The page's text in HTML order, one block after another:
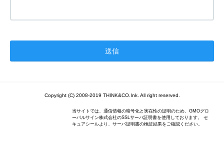
Copyright (C) 2008-2019 THINK&CO.Ink. All right reserved.
当サイトでは、通信情報の暗号化と実在性の証明のため、GMOグロ
ーバルサイン株式会社のSSLサーバ証明書を使用しております。 セ
キュアシールより、サーバ証明書の検証結果をご確認ください。